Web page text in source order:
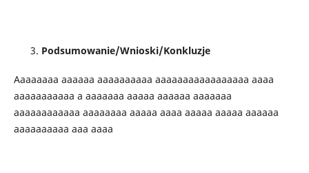
Podsumowanie/Wnioski/Konkluzje
Aaaaaaaa aaaaaa aaaaaaaaaa aaaaaaaaaaaaaaaaa aaaa
aaaaaaaaaaa a aaaaaaa aaaaa aaaaaa aaaaaaa
aaaaaaaaaaaa aaaaaaaa aaaaa aaaa aaaaa aaaaa aaaaaa
aaaaaaaaaa aaa aaaa